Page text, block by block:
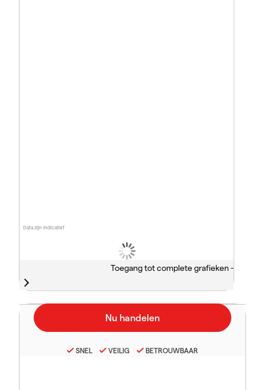
Data zijn indicatief
Toegang tot complete grafieken -
SNEL VEILIG BETROUWBAAR